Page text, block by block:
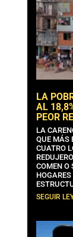
LA
AL
PEOR
LA
QUE MÁS
CUATRO
COMEN O
SEGUIR